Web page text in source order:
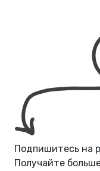
Подпишитесь на
Получайте